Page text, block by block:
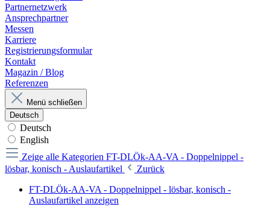
Partnernetzwerk
Ansprechpartner
Messen
Karriere
Registrierungsformular
Kontakt
Magazin / Blog
Referenzen
Menü schließen
Deutsch
Deutsch
English
Zeige alle Kategorien FT-DLÖk-AA-VA - Doppelnippel -
lösbar, konisch - Auslaufartikel
Zurück
FT-DLÖk-AA-VA - Doppelnippel - lösbar, konisch -
Auslaufartikel anzeigen